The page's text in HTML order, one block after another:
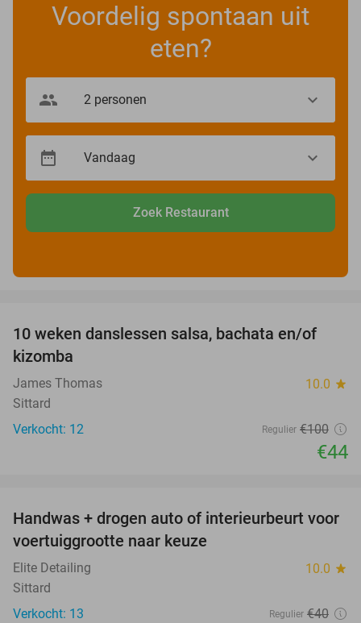
Voordelig spontaan uit
eten?
Zoek Restaurant
56%
10 weken danslessen salsa, bachata en/of
kizomba
James Thomas 10.0 star
Sittard
Verkocht: 12
Regulier €100
€44
53%
Handwas + drogen auto of interieurbeurt voor
voertuiggrootte naar keuze
Elite Detailing 10.0 star
Sittard
Verkocht: 13
Regulier €40